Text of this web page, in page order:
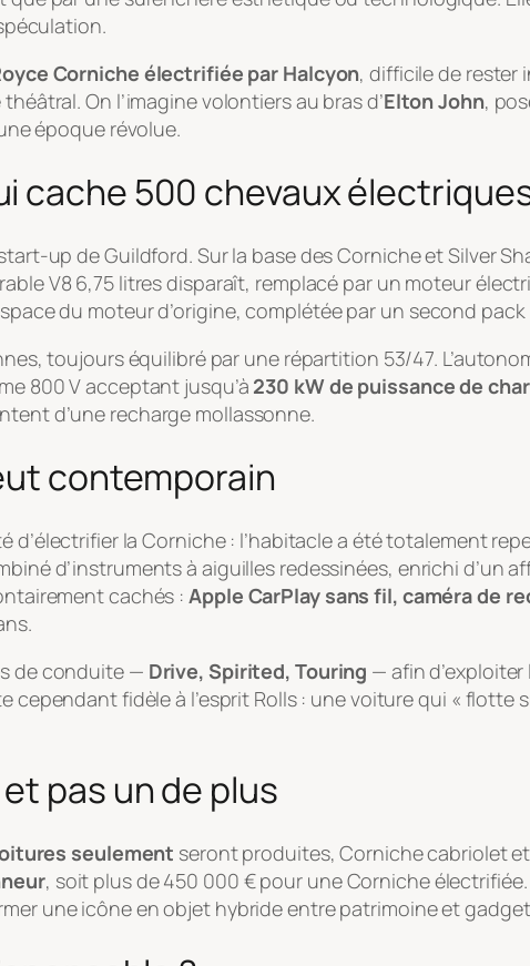
Corniche électrifiée par Halcyon, difficile de rester
On l’imagine volontiers au bras d’Elton John,
époque révolue.
cache 500 chevaux
up de Guildford. Sur la base des Corniche et Silver
V8 6,75 litres disparaît, remplacé par un moteur
du moteur d’origine, complétée par un second
toujours équilibré par une répartition 53/47.
800 V acceptant jusqu’à 230 kW de puissance de
d’une recharge mollassonne.
contemporain
d’électrifier la Corniche : l’habitacle a été totalement
d’instruments à aiguilles redessinées, enrichi d’un
cachés :Apple CarPlay sans fil, caméra de
de conduite — Drive, Spirited, Touring — afin
cependant fidèle à l’esprit Rolls : une voiture qui «
pas un de plus
seulement seront produites, Corniche cabriolet
, soit plus de 450 000 € pour une Corniche
une icône en objet hybride entre patrimoine et